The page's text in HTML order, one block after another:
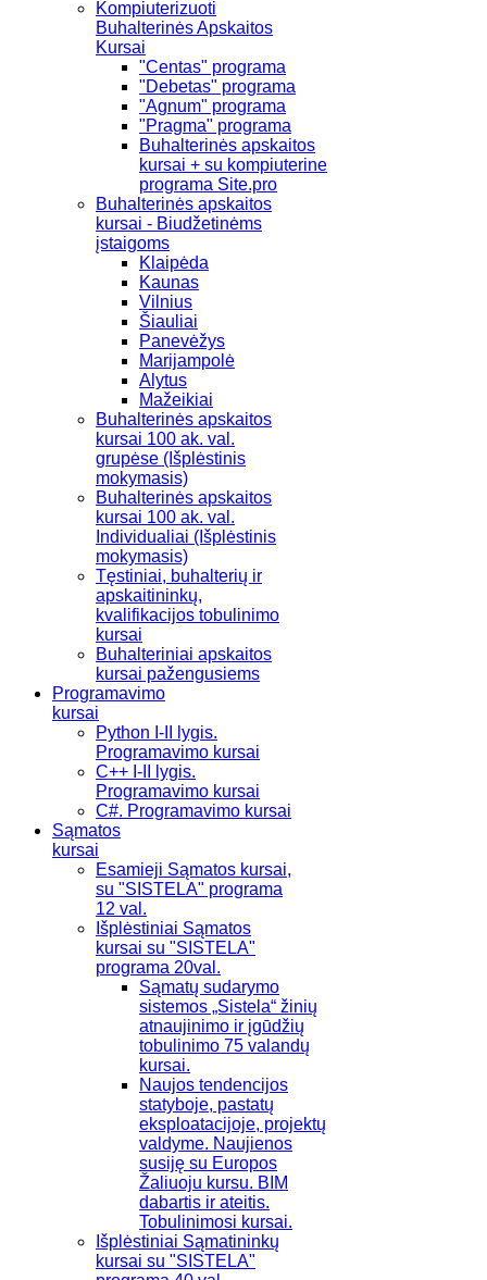
Kompiuterizuoti
Buhalterinės Apskaitos
Kursai
"Centas" programa
"Debetas" programa
"Agnum" programa
"Pragma" programa
Buhalterinės apskaitos
kursai + su kompiuterine
programa Site.pro
Buhalterinės apskaitos
kursai - Biudžetinėms
įstaigoms
Klaipėda
Kaunas
Vilnius
Šiauliai
Panevėžys
Marijampolė
Alytus
Mažeikiai
Buhalterinės apskaitos
kursai 100 ak. val.
grupėse (Išplėstinis
mokymasis)
Buhalterinės apskaitos
kursai 100 ak. val.
Individualiai (Išplėstinis
mokymasis)
Tęstiniai, buhalterių ir
apskaitininkų,
kvalifikacijos tobulinimo
kursai
Buhalteriniai apskaitos
kursai pažengusiems
Programavimo
kursai
Python I-II lygis.
Programavimo kursai
C++ I-II lygis.
Programavimo kursai
C#. Programavimo kursai
Sąmatos
kursai
Esamieji Sąmatos kursai,
su "SISTELA" programa
12 val.
Išplėstiniai Sąmatos
kursai su "SISTELA"
programa 20val.
Sąmatų sudarymo
sistemos „Sistela“ žinių
atnaujinimo ir įgūdžių
tobulinimo 75 valandų
kursai.
Naujos tendencijos
statyboje, pastatų
eksploatacijoje, projektų
valdyme. Naujienos
susiję su Europos
Žaliuoju kursu. BIM
dabartis ir ateitis.
Tobulinimosi kursai.
Išplėstiniai Sąmatininkų
kursai su "SISTELA"